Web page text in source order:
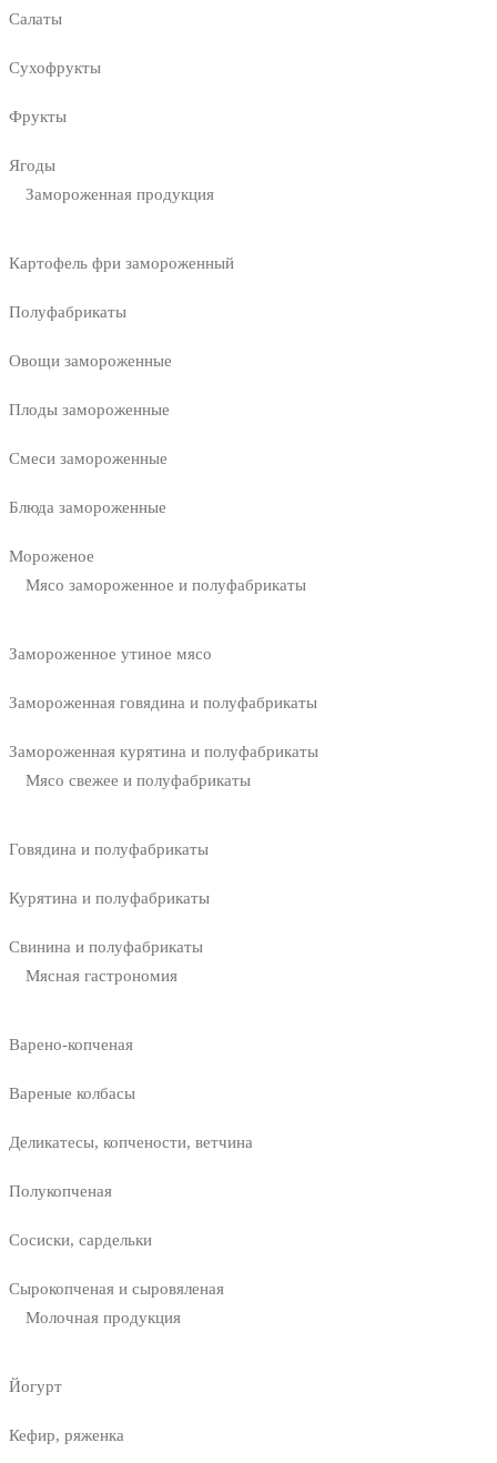
Салаты
Сухофрукты
Фрукты
Ягоды
Замороженная продукция
Картофель фри замороженный
Полуфабрикаты
Овощи замороженные
Плоды замороженные
Смеси замороженные
Блюда замороженные
Мороженое
Мясо замороженное и полуфабрикаты
Замороженное утиное мясо
Замороженная говядина и полуфабрикаты
Замороженная курятина и полуфабрикаты
Мясо свежее и полуфабрикаты
Говядина и полуфабрикаты
Курятина и полуфабрикаты
Свинина и полуфабрикаты
Мясная гастрономия
Варено-копченая
Вареные колбасы
Деликатесы, копчености, ветчина
Полукопченая
Сосиски, сардельки
Сырокопченая и сыровяленая
Молочная продукция
Йогурт
Кефир, ряженка